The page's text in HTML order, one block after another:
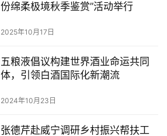
份绵柔极境秋季鉴赏”活动举行
2025年10月17日
五粮液倡议构建世界酒业命运共同
体，引领白酒国际化新潮流
2024年10月23日
张德芹赴威宁调研乡村振兴帮扶工